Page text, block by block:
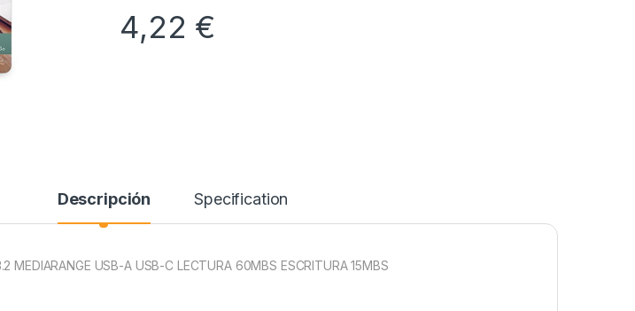
4,22 €
Descripción Specification
MEDIARANGE USB-A USB-C LECTURA 60MBS ESCRITURA 15MBS